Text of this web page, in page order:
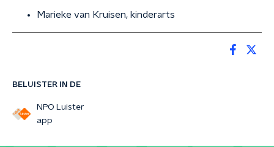
BELUISTER IN DE
NPO Luister
app
Marieke van Kruisen, kinderarts